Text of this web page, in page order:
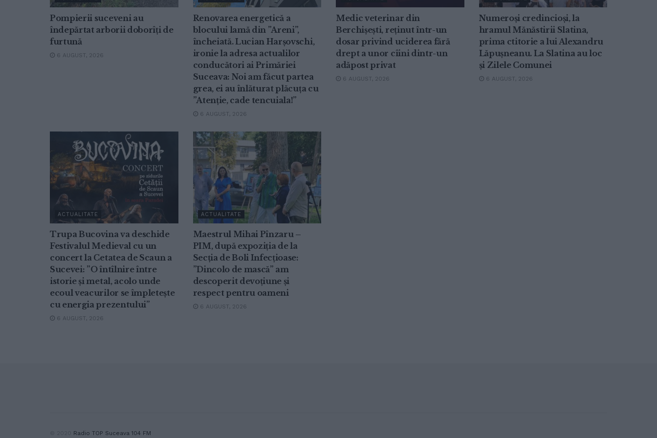
Pompierii suceveni au
îndepărtat arborii doborîți de
furtună
6 AUGUST, 2026
Renovarea energetică a
blocului lamă din ”Areni”,
încheiată. Lucian Harșovschi,
ironie la adresa actualilor
conducători ai Primăriei
Suceava: Noi am făcut partea
grea, ei au înlăturat plăcuța cu
”Atenție, cade tencuiala!”
6 AUGUST, 2026
Medic veterinar din
Berchișești, reținut într-un
dosar privind uciderea fără
drept a unor cîini dintr-un
adăpost privat
6 AUGUST, 2026
Numeroși credincioși, la
hramul Mănăstirii Slatina,
prima ctitorie a lui Alexandru
Lăpușneanu. La Slatina au loc
și Zilele Comunei
6 AUGUST, 2026
ACTUALITATE
Trupa Bucovina va deschide
Festivalul Medieval cu un
concert la Cetatea de Scaun a
Sucevei: ”O întîlnire între
istorie și metal, acolo unde
ecoul veacurilor se împletește
cu energia prezentului”
6 AUGUST, 2026
ACTUALITATE
Maestrul Mihai Pînzaru –
PIM, după expoziția de la
Secția de Boli Infecțioase:
”Dincolo de mască” am
descoperit devoțiune și
respect pentru oameni
6 AUGUST, 2026
Radio TOP Suceava 104 FM